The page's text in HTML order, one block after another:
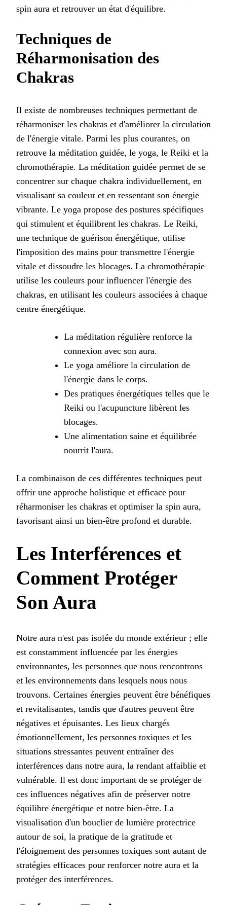
spin aura et retrouver un état d'équilibre.
Techniques de
Réharmonisation des
Chakras
Il existe de nombreuses techniques permettant de
réharmoniser les chakras et d'améliorer la circulation
de l'énergie vitale. Parmi les plus courantes, on
retrouve la méditation guidée, le yoga, le Reiki et la
chromothérapie. La méditation guidée permet de se
concentrer sur chaque chakra individuellement, en
visualisant sa couleur et en ressentant son énergie
vibrante. Le yoga propose des postures spécifiques
qui stimulent et équilibrent les chakras. Le Reiki,
une technique de guérison énergétique, utilise
l'imposition des mains pour transmettre l'énergie
vitale et dissoudre les blocages. La chromothérapie
utilise les couleurs pour influencer l'énergie des
chakras, en utilisant les couleurs associées à chaque
centre énergétique.
La méditation régulière renforce la
connexion avec son aura.
Le yoga améliore la circulation de
l'énergie dans le corps.
Des pratiques énergétiques telles que le
Reiki ou l'acupuncture libèrent les
blocages.
Une alimentation saine et équilibrée
nourrit l'aura.
La combinaison de ces différentes techniques peut
offrir une approche holistique et efficace pour
réharmoniser les chakras et optimiser la spin aura,
favorisant ainsi un bien-être profond et durable.
Les Interférences et
Comment Protéger
Son Aura
Notre aura n'est pas isolée du monde extérieur ; elle
est constamment influencée par les énergies
environnantes, les personnes que nous rencontrons
et les environnements dans lesquels nous nous
trouvons. Certaines énergies peuvent être bénéfiques
et revitalisantes, tandis que d'autres peuvent être
négatives et épuisantes. Les lieux chargés
émotionnellement, les personnes toxiques et les
situations stressantes peuvent entraîner des
interférences dans notre aura, la rendant affaiblie et
vulnérable. Il est donc important de se protéger de
ces influences négatives afin de préserver notre
équilibre énergétique et notre bien-être. La
visualisation d'un bouclier de lumière protectrice
autour de soi, la pratique de la gratitude et
l'éloignement des personnes toxiques sont autant de
stratégies efficaces pour renforcer notre aura et la
protéger des interférences.